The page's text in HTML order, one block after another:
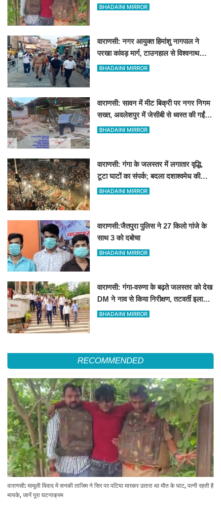
पत्नी रहती है मायके, जानें पूरा घटनाक्रम
BHADAINI MIRROR
वाराणसी: नगर आयुक्त हिमांशु नागपाल ने
परखा कांवड़ मार्ग, टाउनहाल से विश्वनाथ
मंदिर तक किया पैदल और गोल्फ कार्ट से
BHADAINI MIRROR
वाराणसी: सावन में मीट बिक्री पर नगर निगम
सख्त, अवलेशपुर में जेसीबी से ध्वस्त की गईं
12 दुकानें
BHADAINI MIRROR
वाराणसी: गंगा के जलस्तर में लगातार वृद्धि,
टूटा घाटों का संपर्क; बदला दशाश्वमेध की
विश्वप्रसिद्ध महाआरती का स्थान
BHADAINI MIRROR
वाराणसी:जैतपुरा पुलिस ने 27 किलो गांजे के
साथ 3 को दबोचा
BHADAINI MIRROR
वाराणसी: गंगा-वरुणा के बढ़ते जलस्तर को देख
DM ने नाव से किया निरीक्षण, तटवर्ती इलाकों
के लिए अलर्ट जारी
BHADAINI MIRROR
RECOMMENDED
वाराणसी: मामूली विवाद में सनकी ताजिम ने सिर पर पटिया मारकर उतारा था मौत के घाट, पत्नी रहती है
मायके, जानें पूरा घटनाक्रम